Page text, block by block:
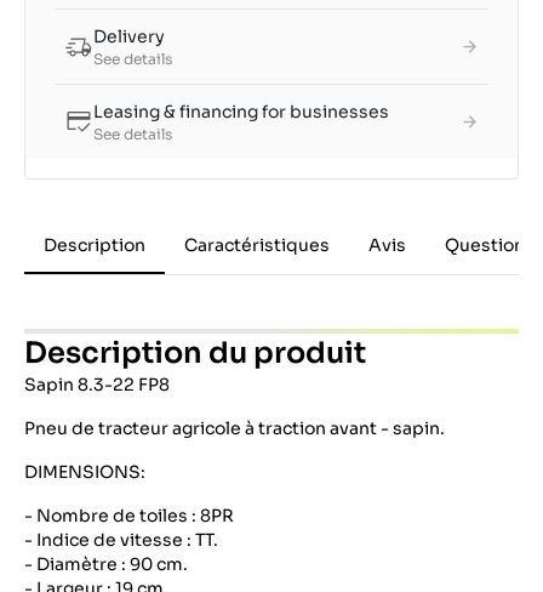
Delivery
See details
Leasing & financing for businesses
See details
Description Caractéristiques Avis Questions
Description du produit
Sapin 8.3-22 FP8
Pneu de tracteur agricole à traction avant - sapin.
DIMENSIONS:
- Nombre de toiles : 8PR
- Indice de vitesse : TT.
- Diamètre : 90 cm.